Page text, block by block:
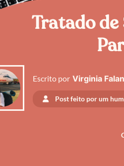
Tratado de
Escrito por Virginia
Post feito por um